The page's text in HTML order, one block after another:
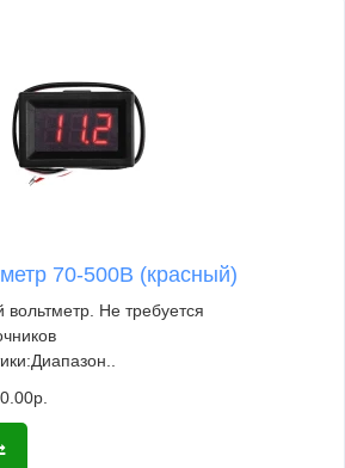
70-500В (красный)
Не требуется